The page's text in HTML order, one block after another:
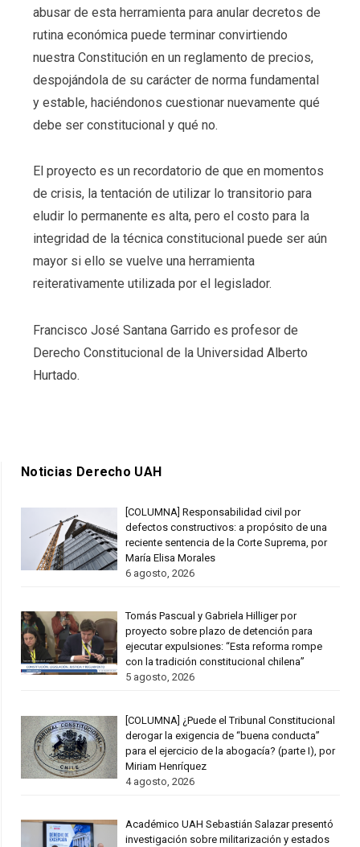
abusar de esta herramienta para anular decretos de
rutina económica puede terminar convirtiendo
nuestra Constitución en un reglamento de precios,
despojándola de su carácter de norma fundamental
y estable, haciéndonos cuestionar nuevamente qué
debe ser constitucional y qué no.
El proyecto es un recordatorio de que en momentos
de crisis, la tentación de utilizar lo transitorio para
eludir lo permanente es alta, pero el costo para la
integridad de la técnica constitucional puede ser aún
mayor si ello se vuelve una herramienta
reiterativamente utilizada por el legislador.
Francisco José Santana Garrido es profesor de
Derecho Constitucional de la Universidad Alberto
Hurtado.
Noticias Derecho UAH
[COLUMNA] Responsabilidad civil por
defectos constructivos: a propósito de una
reciente sentencia de la Corte Suprema, por
María Elisa Morales
6 agosto, 2026
Tomás Pascual y Gabriela Hilliger por
proyecto sobre plazo de detención para
ejecutar expulsiones: “Esta reforma rompe
con la tradición constitucional chilena”
5 agosto, 2026
[COLUMNA] ¿Puede el Tribunal Constitucional
derogar la exigencia de “buena conducta”
para el ejercicio de la abogacía? (parte I), por
Miriam Henríquez
4 agosto, 2026
Académico UAH Sebastián Salazar presentó
investigación sobre militarización y estados